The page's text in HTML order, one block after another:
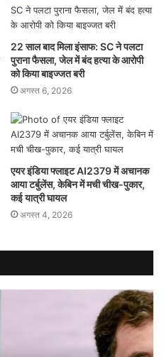
22 साल बाद मिला इंसाफ: SC ने पलटा
पुराना फैसला, जेल में बंद हत्या के आरोपी
को किया बाइज्जत बरी
अगस्त 6, 2026
एयर इंडिया फ्लाइट AI2379 में अचानक
आया टर्बुलेंस, केबिन में मची चीख-पुकार,
कई यात्री घायल
अगस्त 4, 2026
में